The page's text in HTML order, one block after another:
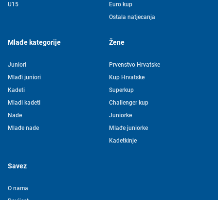
U15
Euro kup
Ostala natjecanja
Mlađe kategorije
Juniori
Mlađi juniori
Kadeti
Mlađi kadeti
Nade
Mlađe nade
Žene
Prvenstvo Hrvatske
Kup Hrvatske
Superkup
Challenger kup
Juniorke
Mlađe juniorke
Kadetkinje
Savez
O nama